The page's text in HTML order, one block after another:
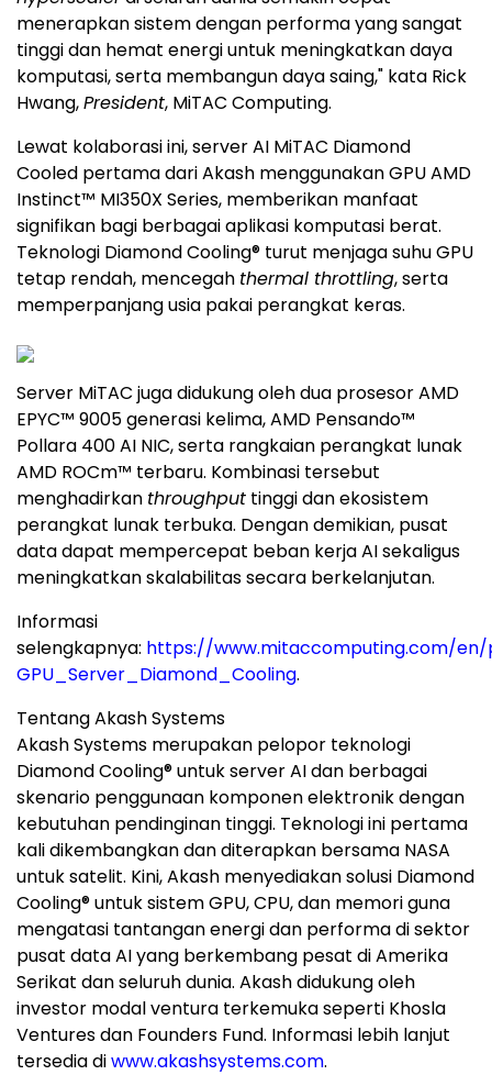
menerapkan sistem dengan performa yang sangat
tinggi dan hemat energi untuk meningkatkan daya
komputasi, serta membangun daya saing," kata Rick
Hwang,President, MiTAC Computing.
Lewat kolaborasi ini, server AI MiTAC Diamond
Cooled pertama dari Akash menggunakan GPU AMD
Instinct™ MI350X Series, memberikan manfaat
signifikan bagi berbagai aplikasi komputasi berat.
Teknologi Diamond Cooling® turut menjaga suhu GPU
tetap rendah, mencegah thermal throttling, serta
memperpanjang usia pakai perangkat keras.
Server MiTAC juga didukung oleh dua prosesor AMD
EPYC™ 9005 generasi kelima, AMD Pensando™
Pollara 400 AI NIC, serta rangkaian perangkat lunak
AMD ROCm™ terbaru. Kombinasi tersebut
menghadirkan throughput tinggi dan ekosistem
perangkat lunak terbuka. Dengan demikian, pusat
data dapat mempercepat beban kerja AI sekaligus
meningkatkan skalabilitas secara berkelanjutan.
Informasi
selengkapnya: https://www.mitaccomputing.com/
GPU_Server_Diamond_Cooling.
Tentang Akash Systems
Akash Systems merupakan pelopor teknologi
Diamond Cooling® untuk server AI dan berbagai
skenario penggunaan komponen elektronik dengan
kebutuhan pendinginan tinggi. Teknologi ini pertama
kali dikembangkan dan diterapkan bersama NASA
untuk satelit. Kini, Akash menyediakan solusi Diamond
Cooling® untuk sistem GPU, CPU, dan memori guna
mengatasi tantangan energi dan performa di sektor
pusat data AI yang berkembang pesat di Amerika
Serikat dan seluruh dunia. Akash didukung oleh
investor modal ventura terkemuka seperti Khosla
Ventures dan Founders Fund. Informasi lebih lanjut
tersedia diwww.akashsystems.com.